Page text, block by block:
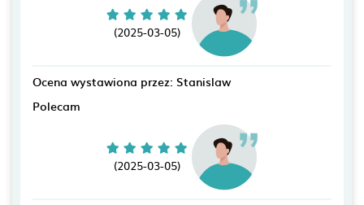
(2025-03-05)
Ocena wystawiona przez: Stanislaw
Polecam
(2025-03-05)